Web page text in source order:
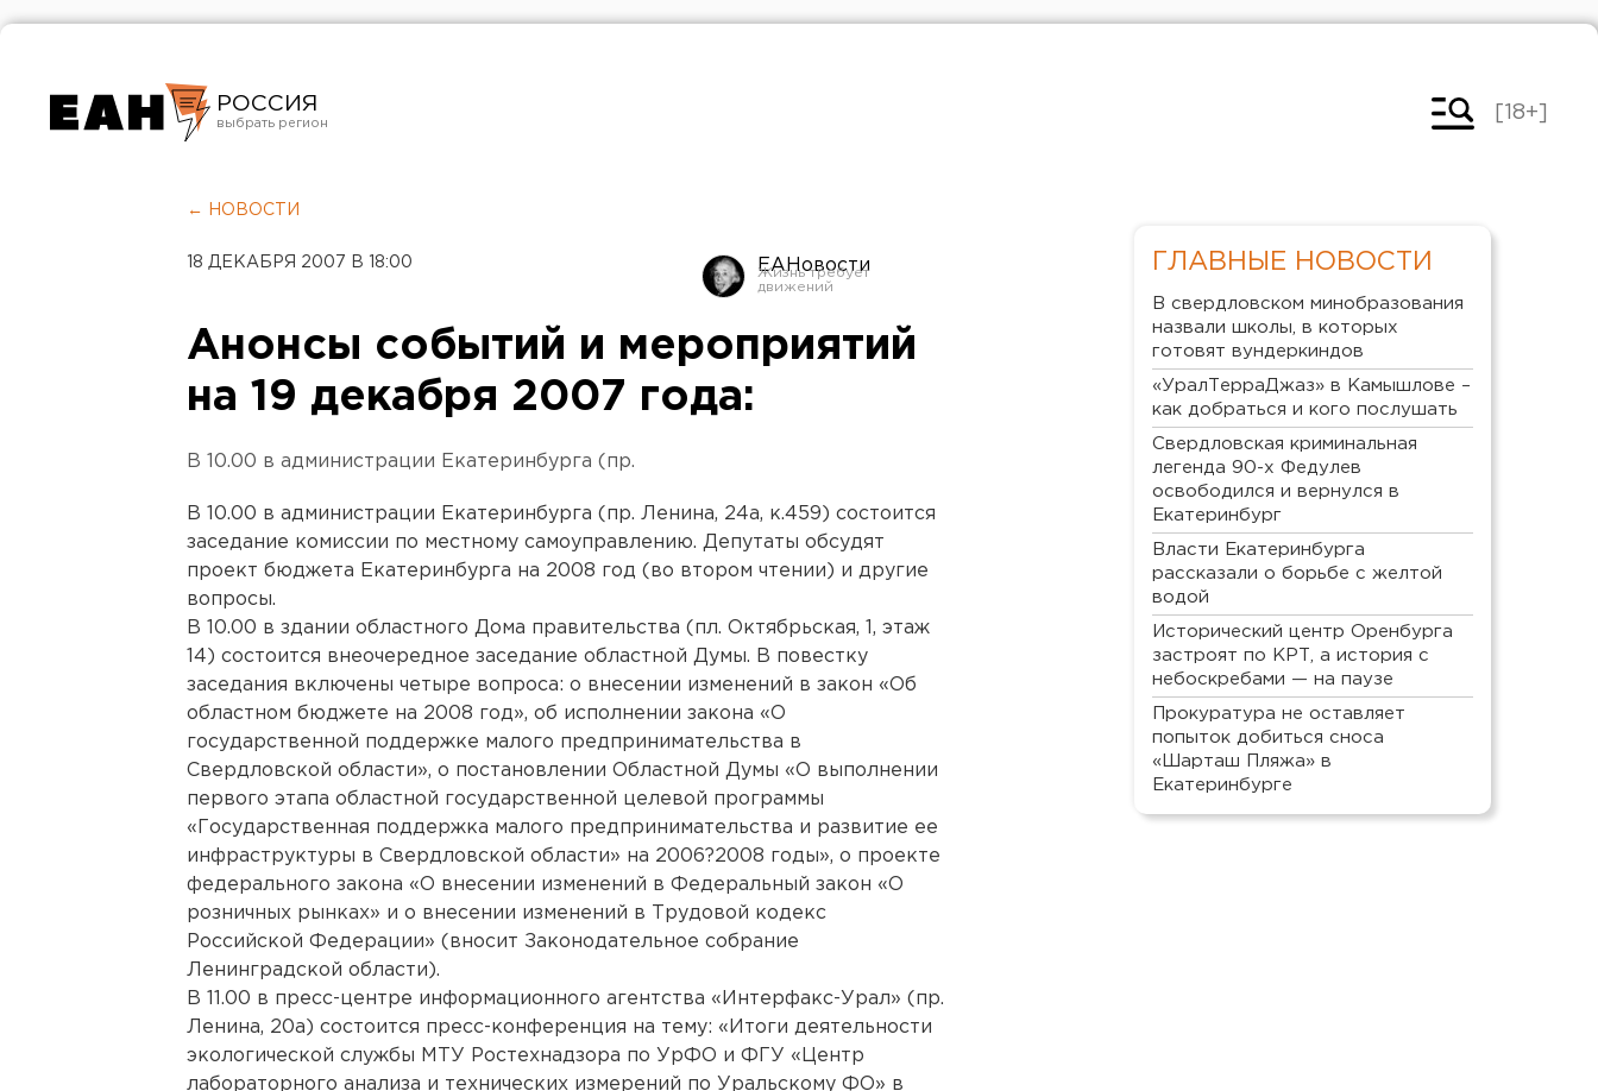
РОССИЯ
Челябинск
[18+]
← НОВОСТИ
18 ДЕКАБРЯ 2007 В 18:00 ЕАНовости
Анонсы событий и мероприятий
на 19 декабря 2007 года:
В 10.00 в администрации Екатеринбурга (пр.
В 10.00 в администрации Екатеринбурга (пр. Ленина, 24а, к.459) состоится
заседание комиссии по местному самоуправлению. Депутаты обсудят
проект бюджета Екатеринбурга на 2008 год (во втором чтении) и другие
вопросы.
В 10.00 в здании областного Дома правительства (пл. Октябрьская, 1, этаж
14) состоится внеочередное заседание областной Думы. В повестку
заседания включены четыре вопроса: о внесении изменений в закон «Об
областном бюджете на 2008 год», об исполнении закона «О
государственной поддержке малого предпринимательства в
Свердловской области», о постановлении Областной Думы «О выполнении
первого этапа областной государственной целевой программы
«Государственная поддержка малого предпринимательства и развитие ее
инфраструктуры в Свердловской области» на 2006?2008 годы», о проекте
федерального закона «О внесении изменений в Федеральный закон «О
розничных рынках» и о внесении изменений в Трудовой кодекс
Российской Федерации» (вносит Законодательное собрание
Ленинградской области).
В 11.00 в пресс-центре информационного агентства «Интерфакс-Урал» (пр.
Ленина, 20а) состоится пресс-конференция на тему: «Итоги деятельности
экологической службы МТУ Ростехнадзора по УрФО и ФГУ «Центр
лабораторного анализа и технических измерений по Уральскому ФО» в
ГЛАВНЫЕ НОВОСТИ
В свердловском минобразования
назвали школы, в которых
готовят вундеркиндов
«УралТерраДжаз» в Камышлове –
как добраться и кого послушать
Свердловская криминальная
легенда 90-х Федулев
освободился и вернулся в
Екатеринбург
Власти Екатеринбурга
рассказали о борьбе с желтой
водой
Исторический центр Оренбурга
застроят по КРТ, а история с
небоскребами — на паузе
Прокуратура не оставляет
попыток добиться сноса
«Шарташ Пляжа» в
Екатеринбурге